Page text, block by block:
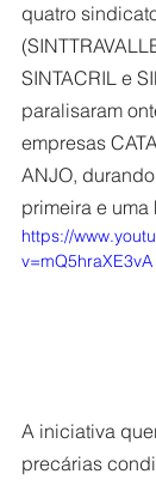
quatro
SINTACRIL e
paralisaram
empresas
ANJO,
primeira e
https://
v=mQ5hraXE3vA
A iniciativa
precárias